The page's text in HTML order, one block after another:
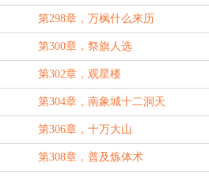
第298章，万枫什么来历
第300章，祭旗人选
第302章，观星楼
第304章，南象城十二洞天
第306章，十万大山
第308章，普及炼体术